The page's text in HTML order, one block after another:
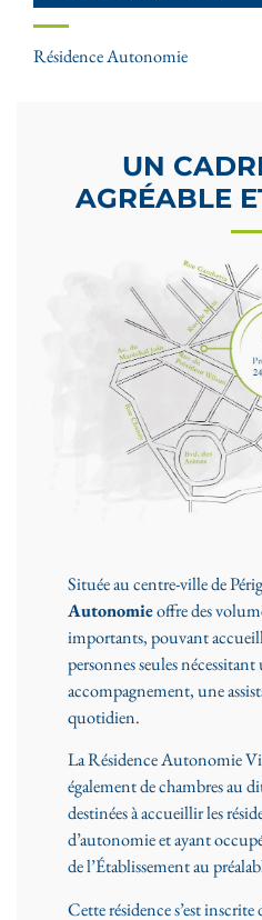
Résidence Autonomie
UN
AGRÉABLE
Située au centre-ville de
Autonomieoffre des
importants, pouvant
personnes seules
accompagnement, une
quotidien.
La Résidence Autonomie
également de chambres au
destinées à accueillir les
d’autonomie et ayant
de l’Établissement au
Cette résidence s’est